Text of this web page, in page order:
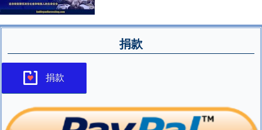
捐款
捐款